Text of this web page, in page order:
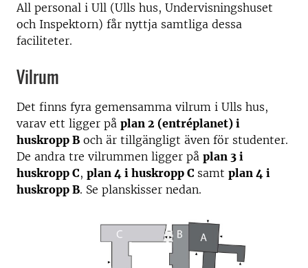
All personal i Ull (Ulls hus, Undervisningshuset
och Inspektorn) får nyttja samtliga dessa
faciliteter.
Vilrum
Det finns fyra gemensamma vilrum i Ulls hus,
varav ett ligger på plan 2 (entréplanet) i
huskropp B och är tillgängligt även för studenter.
De andra tre vilrummen ligger på plan 3 i
huskropp C, plan 4 i huskropp C samt plan 4 i
huskropp B. Se planskisser nedan.